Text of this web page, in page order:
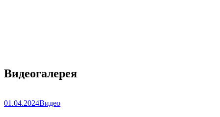
Видеогалерея
01.04.2024Видео